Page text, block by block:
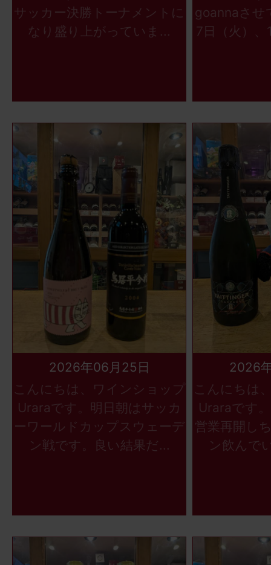
サッカー決勝トーナメントに
なり盛り上がっていま...
goannaさせ
7日（火）
2026年06月25日
こんにちは、ワインショップ
Uraraです。明日朝はサッカ
ーワールドカップスウェーデ
ン戦です。良い結果だ...
2026
こんにちは
Uraraです
営業再開し
ン飲んで